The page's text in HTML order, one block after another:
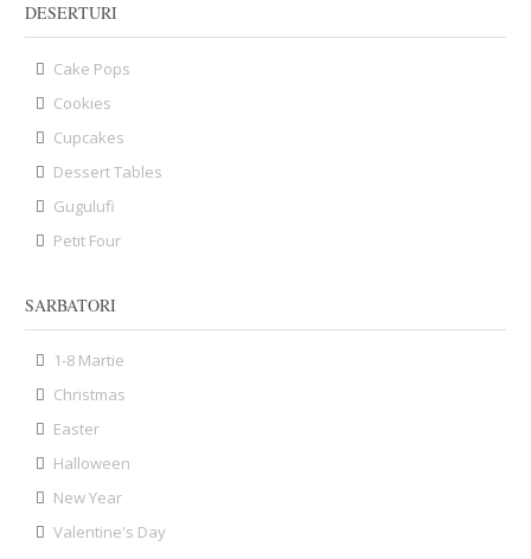
DESERTURI
Cake Pops
Cookies
Cupcakes
Dessert Tables
Gugulufi
Petit Four
SARBATORI
1-8 Martie
Christmas
Easter
Halloween
New Year
Valentine's Day